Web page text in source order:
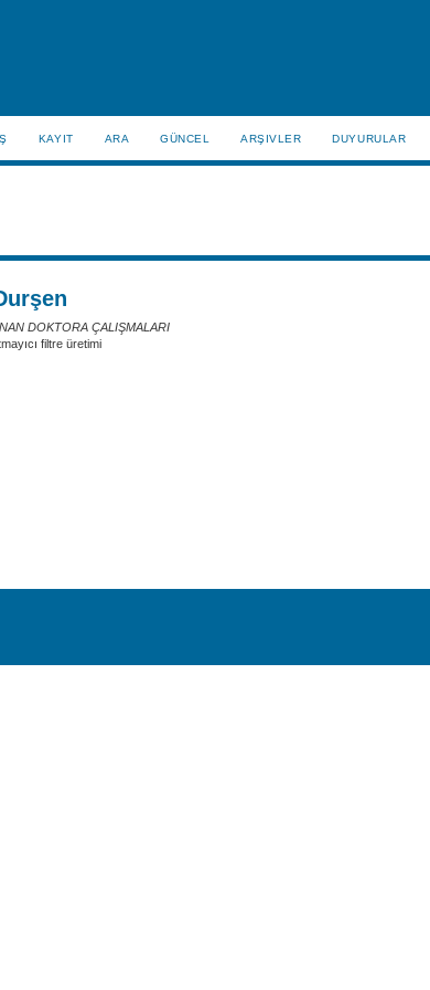
KAYIT ARA GÜNCEL ARŞIVLER DUYURULAR
DOKTORA ÇALIŞMALARI
filtre üretimi